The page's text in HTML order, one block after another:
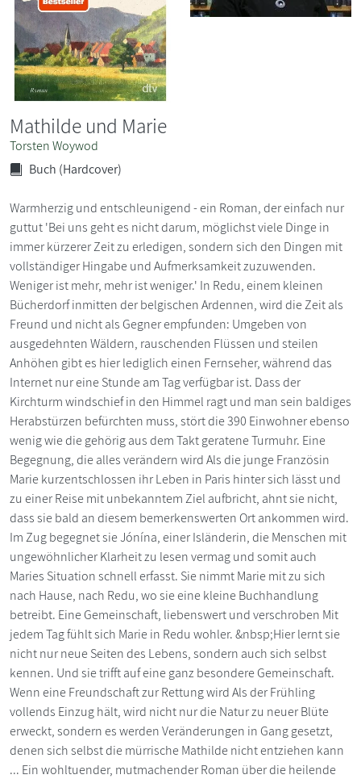
Mathilde und Marie
Torsten Woywod
Buch (Hardcover)
Warmherzig und entschleunigend - ein Roman, der einfach nur
guttut 'Bei uns geht es nicht darum, möglichst viele Dinge in
immer kürzerer Zeit zu erledigen, sondern sich den Dingen mit
vollständiger Hingabe und Aufmerksamkeit zuzuwenden.
Weniger ist mehr, mehr ist weniger.' In Redu, einem kleinen
Bücherdorf inmitten der belgischen Ardennen, wird die Zeit als
Freund und nicht als Gegner empfunden: Umgeben von
ausgedehnten Wäldern, rauschenden Flüssen und steilen
Anhöhen gibt es hier lediglich einen Fernseher, während das
Internet nur eine Stunde am Tag verfügbar ist. Dass der
Kirchturm windschief in den Himmel ragt und man sein baldiges
Herabstürzen befürchten muss, stört die 390 Einwohner ebenso
wenig wie die gehörig aus dem Takt geratene Turmuhr. Eine
Begegnung, die alles verändern wird Als die junge Französin
Marie kurzentschlossen ihr Leben in Paris hinter sich lässt und
zu einer Reise mit unbekanntem Ziel aufbricht, ahnt sie nicht,
dass sie bald an diesem bemerkenswerten Ort ankommen wird.
Im Zug begegnet sie Jónína, einer Isländerin, die Menschen mit
ungewöhnlicher Klarheit zu lesen vermag und somit auch
Maries Situation schnell erfasst. Sie nimmt Marie mit zu sich
nach Hause, nach Redu, wo sie eine kleine Buchhandlung
betreibt. Eine Gemeinschaft, liebenswert und verschroben Mit
jedem Tag fühlt sich Marie in Redu wohler. &nbsp;Hier lernt sie
nicht nur neue Seiten des Lebens, sondern auch sich selbst
kennen. Und sie trifft auf eine ganz besondere Gemeinschaft.
Wenn eine Freundschaft zur Rettung wird Als der Frühling
vollends Einzug hält, wird nicht nur die Natur zu neuer Blüte
erweckt, sondern es werden Veränderungen in Gang gesetzt,
denen sich selbst die mürrische Mathilde nicht entziehen kann
... Ein wohltuender, mutmachender Roman über die heilende